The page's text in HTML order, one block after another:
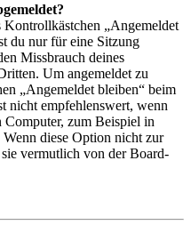
„Angemeldet
du nur für eine Sitzung
Missbrauch deines
Um angemeldet zu
„Angemeldet bleiben“ beim
nicht empfehlenswert, wenn
zum Beispiel in
diese Option nicht zur
vermutlich von der Board-